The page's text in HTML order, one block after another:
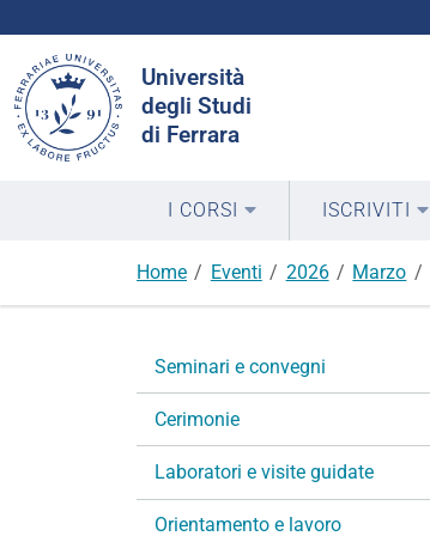
Università
degli Studi
di Ferrara
nel
sito
I CORSI ISCRIVITI
Home Eventi 2026 Marzo
i
a
Seminari e convegni
Cerimonie
Laboratori e visite guidate
Orientamento e lavoro